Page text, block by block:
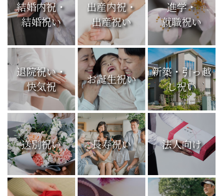
結婚内祝・
結婚祝い
出産内祝・
出産祝い
進学・
就職祝い
退院祝い・
快気祝
お誕生祝い
新築・引っ越
し祝い
送別祝い 長寿祝い 法人向け